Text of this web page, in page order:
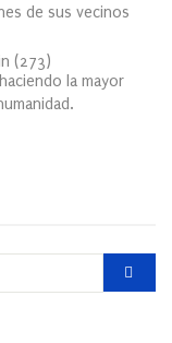
de sus vecinos
(273)
la mayor